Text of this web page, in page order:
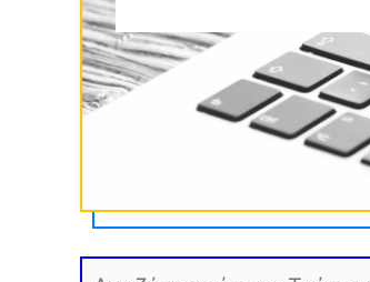
Αναζήτηση